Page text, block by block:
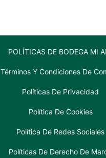
POLÍTICAS DE BODEGA MI
Términos Y Condiciones De
Políticas De Privacidad
Política De Cookies
Política De Redes Sociales
Políticas De Derecho De